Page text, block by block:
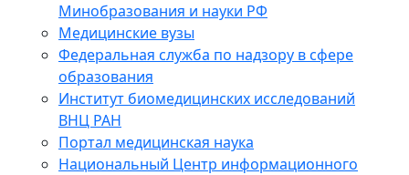
Минобразования и науки РФ
Медицинские вузы
Федеральная служба по надзору в сфере
образования
Институт биомедицинских исследований
ВНЦ РАН
Портал медицинская наука
Национальный Центр информационного